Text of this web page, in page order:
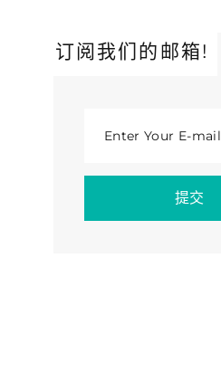
订阅我们的邮箱!
Enter Your E-mail
提交